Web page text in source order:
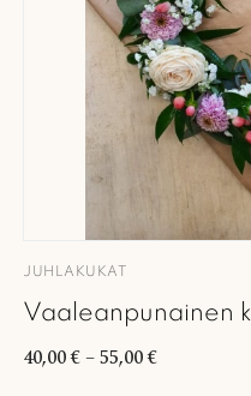
JUHLAKUKAT
Vaaleanpunainen
40,00€–55,00€